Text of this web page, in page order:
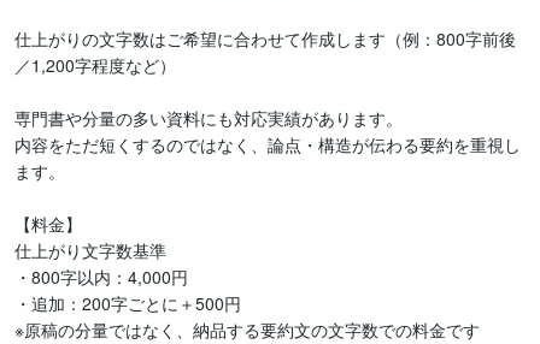
仕上がりの文字数はご希望に合わせて作成します（例：800字前後
／1,200字程度など）
専門書や分量の多い資料にも対応実績があります。
内容をただ短くするのではなく、論点・構造が伝わる要約を重視し
ます。
【料金】
仕上がり文字数基準
・800字以内：4,000円
・追加：200字ごとに＋500円
※原稿の分量ではなく、納品する要約文の文字数での料金です